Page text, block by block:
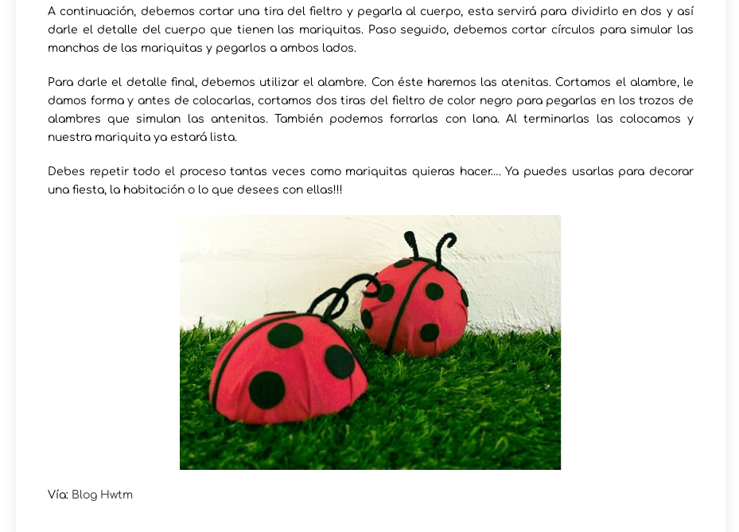
A continuación, debemos cortar una tira del fieltro y pegarla al cuerpo, esta servirá para dividirlo en dos y así
darle el detalle del cuerpo que tienen las mariquitas. Paso seguido, debemos cortar círculos para simular las
manchas de las mariquitas y pegarlos a ambos lados.
Para darle el detalle final, debemos utilizar el alambre. Con éste haremos las atenitas. Cortamos el alambre, le
damos forma y antes de colocarlas, cortamos dos tiras del fieltro de color negro para pegarlas en los trozos de
alambres que simulan las antenitas. También podemos forrarlas con lana. Al terminarlas las colocamos y
nuestra mariquita ya estará lista.
Debes repetir todo el proceso tantas veces como mariquitas quieras hacer…. Ya puedes usarlas para decorar
una fiesta, la habitación o lo que desees con ellas!!!
Vía: Blog Hwtm